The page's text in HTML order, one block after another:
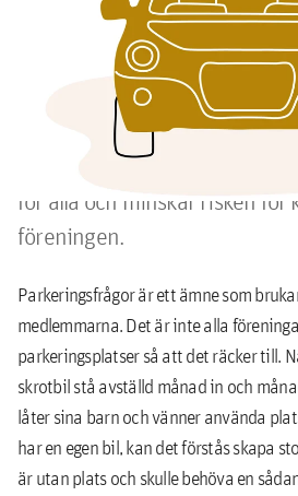
Parkeringsfrågor engagerar –
irritation när platser används
till. En parkeringspolicy gör
för alla och minskar risken för
föreningen.
Parkeringsfrågor är ett ämne som
medlemmarna. Det är inte alla
parkeringsplatser så att det räcker till.
skrotbil stå avställd månad in och
låter sina barn och vänner använda
har en egen bil, kan det förstås skapa
är utan plats och skulle behöva en